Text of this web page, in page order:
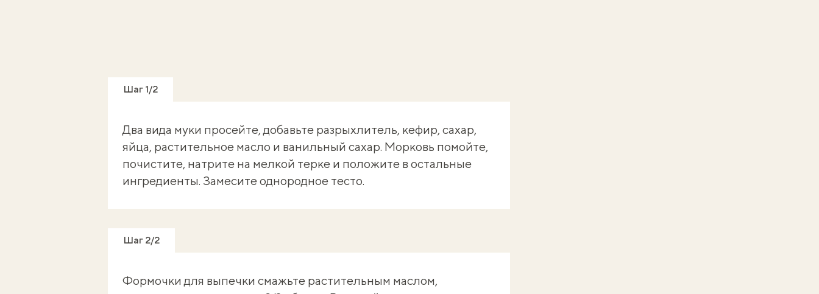
Шаг 1/2
Два вида муки просейте, добавьте разрыхлитель, кефир, сахар,
яйца, растительное масло и ванильный сахар. Морковь помойте,
почистите, натрите на мелкой терке и положите в остальные
ингредиенты. Замесите однородное тесто.
Шаг 2/2
Формочки для выпечки смажьте растительным маслом,